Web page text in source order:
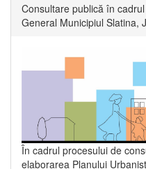
Consultare publică în
General Municipiul Slatina,
În cadrul procesului de
elaborarea Planului